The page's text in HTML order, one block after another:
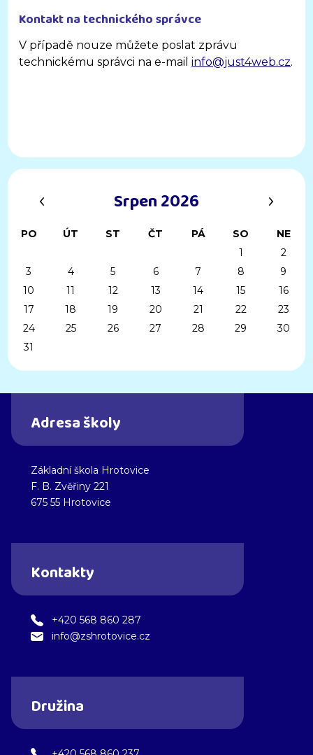
Kontakt na technického správce
V případě nouze můžete poslat zprávu
technickému správci na e-mailinfo@just4web.cz.
Srpen 2026
PO ÚT ST ČT PÁ SO
NE
1
2
3
4 5 6 7 8
9
10
11 12 13 14 15
16
17
18 19 20 21 22
23
24
25 26 27 28 29
30
31
Adresa školy
Základní škola Hrotovice
F. B. Zvěřiny 221
675 55 Hrotovice
Kontakty
+420 568 860 287
info@zshrotovice.cz
Družina